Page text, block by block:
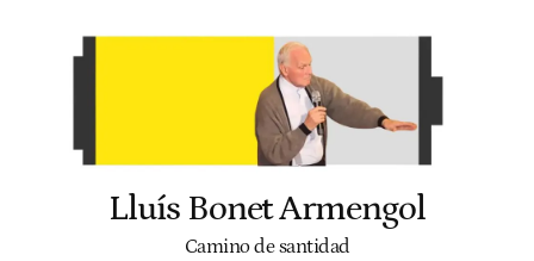
Lluís Bonet Armengol
Camino de santidad